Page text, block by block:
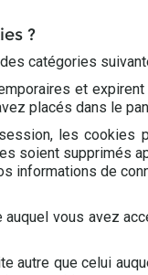
?
catégories
et
placés dans le
les cookies
soient supprimés
informations de
vous avez
autre que celui